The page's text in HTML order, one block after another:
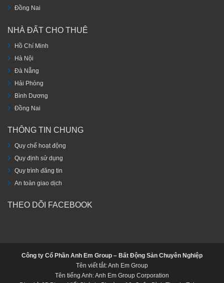
Đồng Nai
NHÀ ĐẤT CHO THUÊ
Hồ Chí Minh
Hà Nội
Đà Nẵng
Hải Phòng
Bình Dương
Đồng Nai
THÔNG TIN CHUNG
Quy chế hoạt động
Quy định sử dụng
Quy trình đăng tin
An toàn giao dịch
THEO DÕI FACEBOOK
Công ty Cổ Phần Anh Em Group – Bất Động Sản Chuyên Nghiệp
Tên viết tắt: Anh Em Group
Tên tiếng Anh: Anh Em Group Corporation